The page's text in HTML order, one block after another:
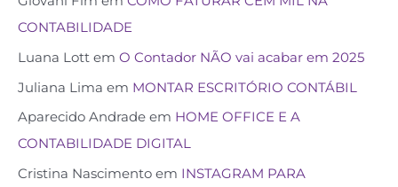
CONTABILIDADE
Luana Lott em O Contador NÃO vai acabar em 2025
Juliana Lima em MONTAR ESCRITÓRIO CONTÁBIL
Aparecido Andrade em HOME OFFICE E A
CONTABILIDADE DIGITAL
Cristina Nascimento em INSTAGRAM PARA